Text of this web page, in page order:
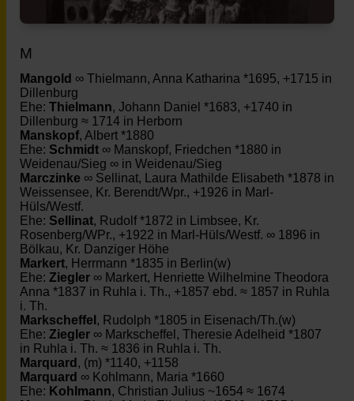
M
Mangold ∞ Thielmann, Anna Katharina *1695, +1715 in
Dillenburg
Ehe: Thielmann, Johann Daniel *1683, +1740 in
Dillenburg ≈ 1714 in Herborn
Manskopf, Albert *1880
Ehe: Schmidt ∞ Manskopf, Friedchen *1880 in
Weidenau/Sieg ∞ in Weidenau/Sieg
Marczinke ∞ Sellinat, Laura Mathilde Elisabeth *1878 in
Weissensee, Kr. Berendt/Wpr., +1926 in Marl-
Hüls/Westf.
Ehe: Sellinat, Rudolf *1872 in Limbsee, Kr.
Rosenberg/WPr., +1922 in Marl-Hüls/Westf. ∞ 1896 in
Bölkau, Kr. Danziger Höhe
Markert, Herrmann *1835 in Berlin(w)
Ehe: Ziegler ∞ Markert, Henriette Wilhelmine Theodora
Anna *1837 in Ruhla i. Th., +1857 ebd. ≈ 1857 in Ruhla
i. Th.
Markscheffel , Rudolph *1805 in Eisenach/Th.(w)
Ehe: Ziegler ∞ Markscheffel, Theresie Adelheid *1807
in Ruhla i. Th. ≈ 1836 in Ruhla i. Th.
Marquard , (m) *1140, +1158
Marquard ∞ Kohlmann, Maria *1660
Ehe: Kohlmann, Christian Julius ~1654 ≈ 1674